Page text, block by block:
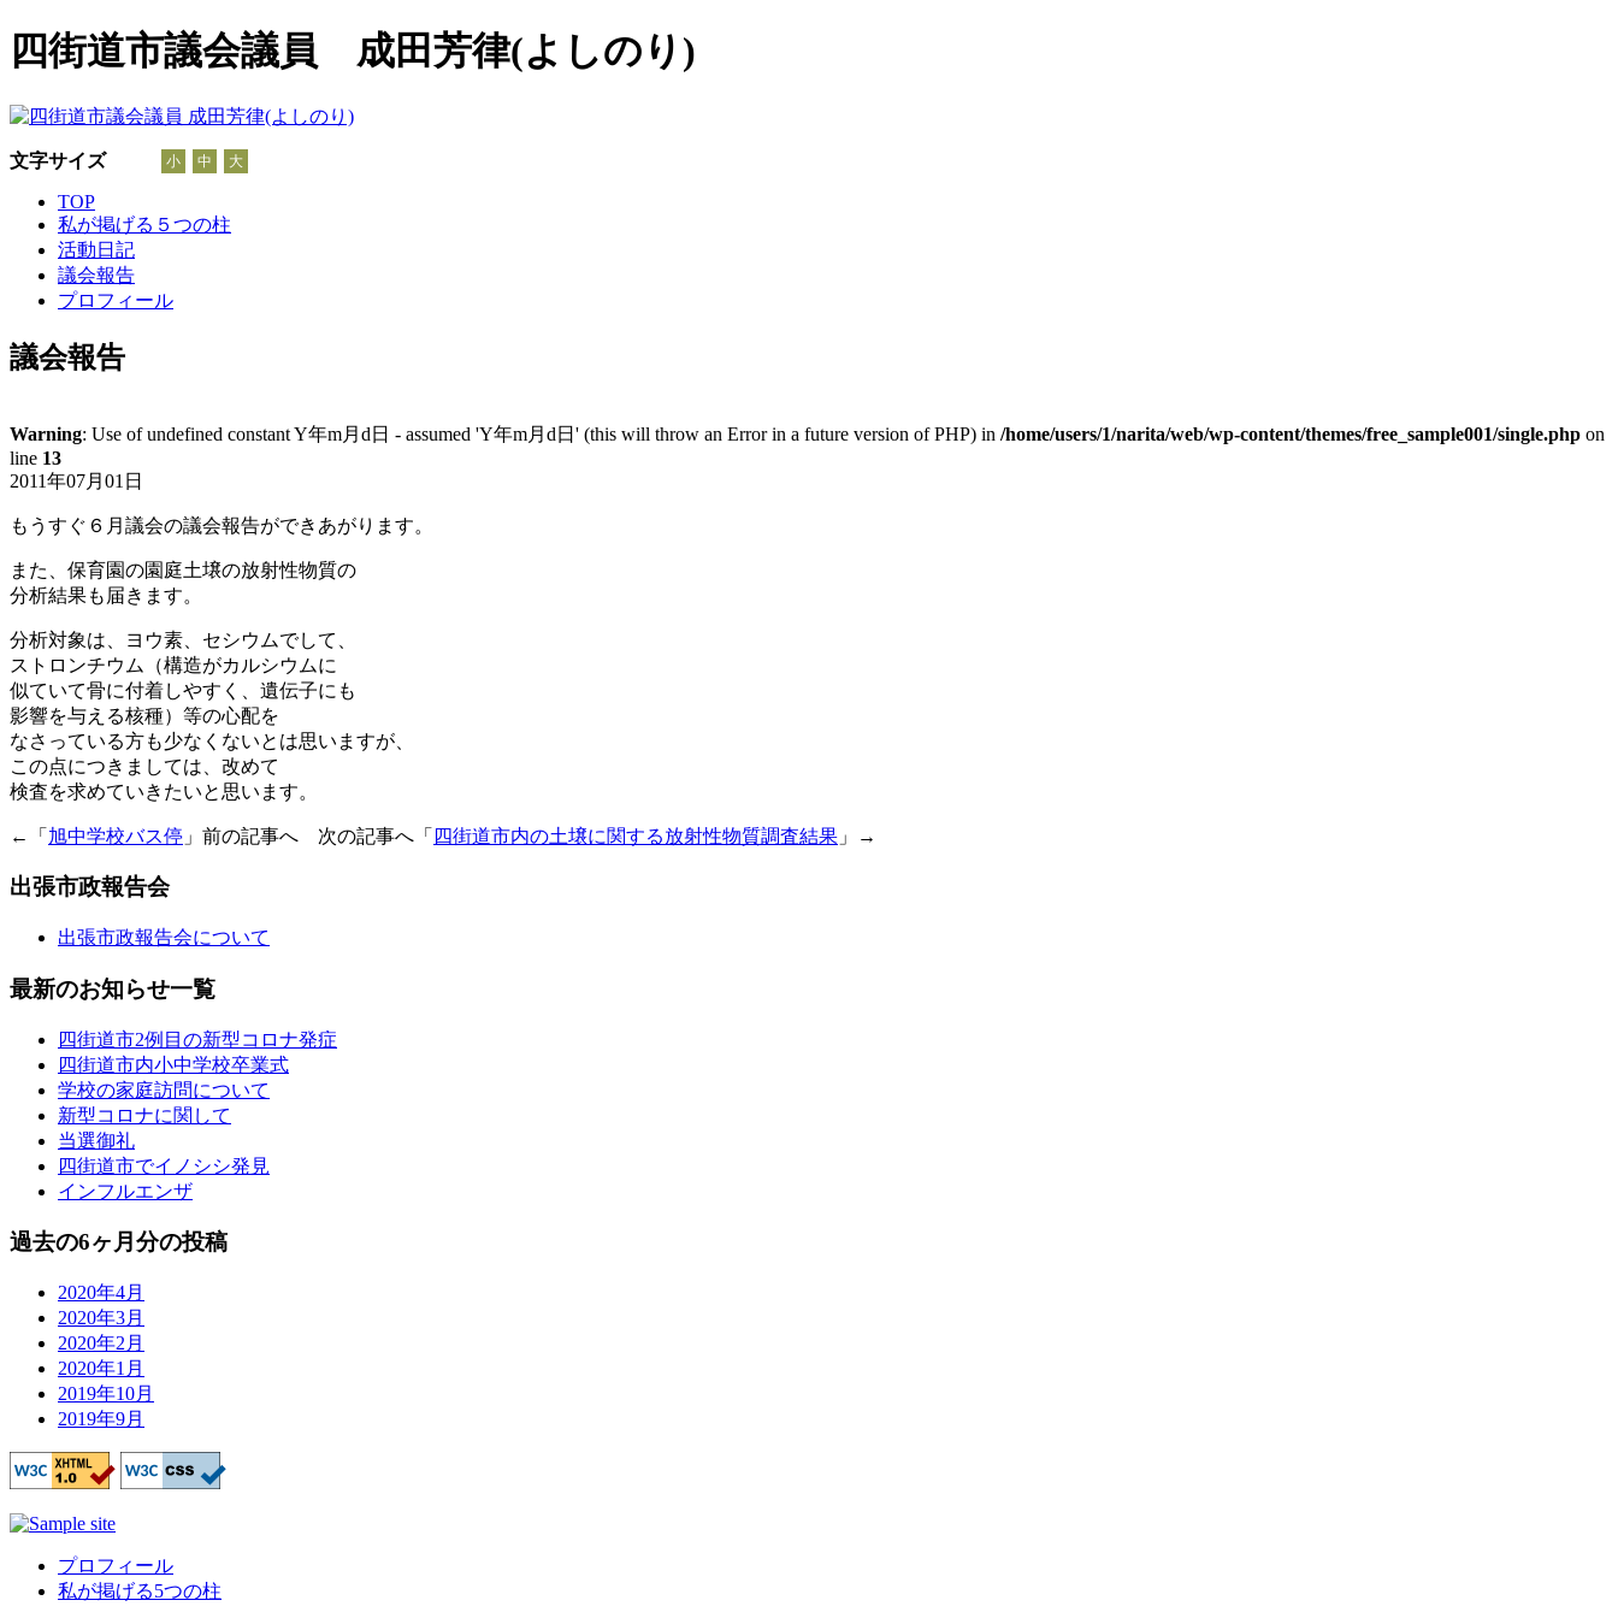
四街道市議会議員 成田芳律(よしのり)
文字サイズ 小 中 大
TOP
私が掲げる５つの柱
活動日記
議会報告
プロフィール
議会報告
Warning: Use of undefined constant Y年m月d日 - assumed 'Y年m月d日' (this will throw an Error in a future version of PHP) in /home/users/1/narita/web/wp-content/themes/free_sample001/single.php on
line 13
2011年07月01日
もうすぐ６月議会の議会報告ができあがります。
また、保育園の園庭土壌の放射性物質の
分析結果も届きます。
分析対象は、ヨウ素、セシウムでして、
ストロンチウム（構造がカルシウムに
似ていて骨に付着しやすく、遺伝子にも
影響を与える核種）等の心配を
なさっている方も少なくないとは思いますが、
この点につきましては、改めて
検査を求めていきたいと思います。
←「 旭中学校バス停 」前の記事へ 次の記事へ「 四街道市内の土壌に関する放射性物質調査結果 」→
出張市政報告会
出張市政報告会について
最新のお知らせ一覧
四街道市2例目の新型コロナ発症
四街道市内小中学校卒業式
学校の家庭訪問について
新型コロナに関して
当選御礼
四街道市でイノシシ発見
インフルエンザ
過去の6ヶ月分の投稿
2020年4月
2020年3月
2020年2月
2020年1月
2019年10月
2019年9月
プロフィール
私が掲げる5つの柱